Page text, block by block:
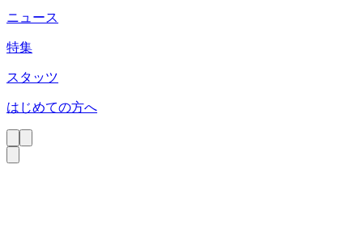
ニュース
特集
スタッツ
はじめての方へ